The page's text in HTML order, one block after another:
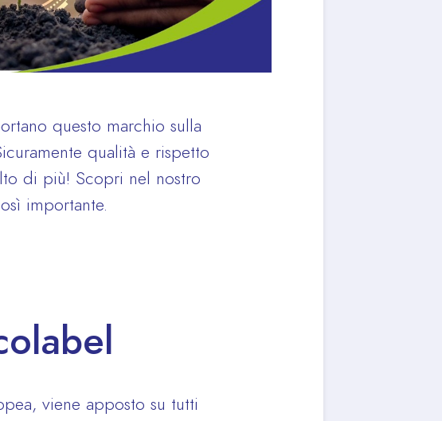
questo marchio sulla
qualità e rispetto
di più! Scopri nel nostro
importante.
viene apposto su tutti